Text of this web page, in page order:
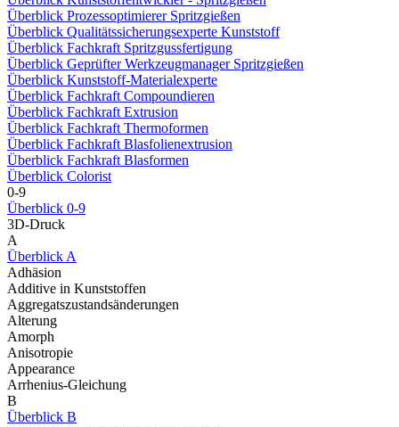
Überblick Prozessoptimierer Spritzgießen
Überblick Qualitätssicherungsexperte Kunststoff
Überblick Fachkraft Spritzgussfertigung
Überblick Geprüfter Werkzeugmanager Spritzgießen
Überblick Kunststoff-Materialexperte
Überblick Fachkraft Compoundieren
Überblick Fachkraft Extrusion
Überblick Fachkraft Thermoformen
Überblick Fachkraft Blasfolienextrusion
Überblick Fachkraft Blasformen
Überblick Colorist
0-9
Überblick 0-9
3D-Druck
A
Überblick A
Adhäsion
Additive in Kunststoffen
Aggregatszustandsänderungen
Alterung
Amorph
Anisotropie
Appearance
Arrhenius-Gleichung
B
Überblick B